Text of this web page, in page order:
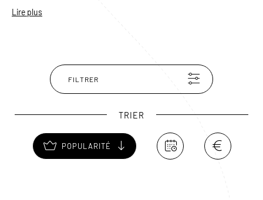
imaginés par Jean Nouvel, sont incontournables. À la
de Puig des Molins abrite la plus vaste concentration de
sépultures phéniciennes en Méditerranée. Et si l’envie
de piquer une tête vous prend, la plage de Talamanca
Lire plus
FILTRER
TRIER
POPULARITÉ